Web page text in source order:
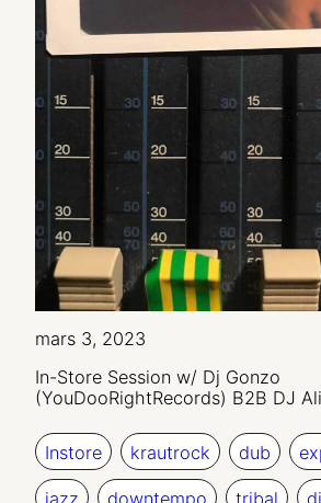
mars 3, 2023
In-Store Session w/ Dj Gonzo
(YouDooRightRecords) B2B DJ
Instore krautrock dub
jazz downtempo tribal